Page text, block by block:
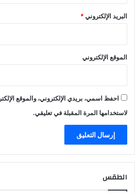
البريد الإلكتروني*
الموقع الإلكتروني
احفظ اسمي، بريدي الإلكتروني، والموقع
لاستخدامها المرة المقبلة في تعليقي.
الطقس